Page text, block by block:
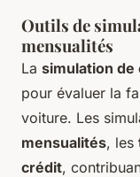
Outils de
mensualités
La simulation de
pour évaluer la
voiture. Les
mensualités, les
crédit,